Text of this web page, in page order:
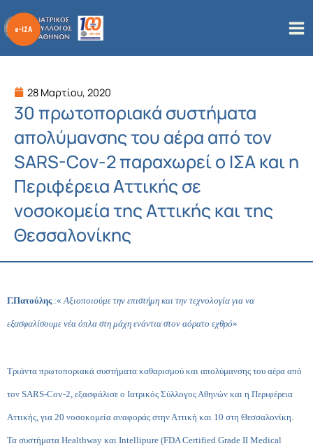
στο
περιεχόμενο
28 Μαρτίου, 2020
30 πρωτοποριακά συστήματα
απολύμανσης του αέρα από τον
SARS-Cov-2 παραχωρεί ο ΙΣΑ και η
Περιφέρεια Αττικής σε
νοσοκομεία της Αττικής και της
Θεσσαλονίκης
Γ.Πατούλης:«Αξιοποιούμε την επιστήμη και την τεχνολογία για να
εξασφαλίσουμε νέα όπλα στη μάχη ενάντια στον αόρατο εχθρό»
Τριάντα πρωτοποριακά συστήματα καθαρισμού και απολύμανσης του αέρα από
τον SARS-Cov-2, εξασφάλισε ο Ιατρικός Σύλλογος Αθηνών και η Περιφέρεια
Αττικής, για 20 νοσοκομεία αναφοράς στην Αττική και 10 στη Θεσσαλονίκη.
Τα συστήματα Healthway και Intellipure (FDA Certified Grade II Medical